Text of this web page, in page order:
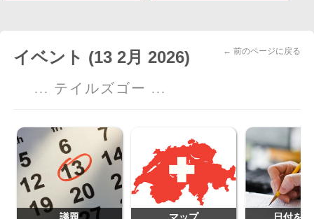
← 前のページに戻る
イベント (13 2月 2026)
... テイルズゴー ...